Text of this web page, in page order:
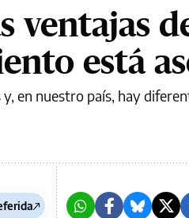
ventajas
está
en nuestro país, hay